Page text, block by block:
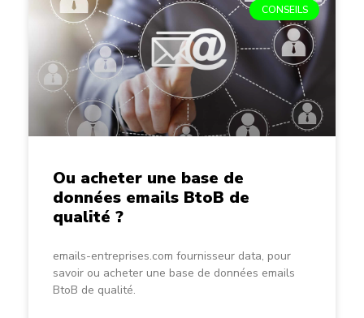
CONSEILS
Ou acheter une base de
données emails BtoB de
qualité ?
emails-entreprises.com fournisseur data, pour
savoir ou acheter une base de données emails
BtoB de qualité.